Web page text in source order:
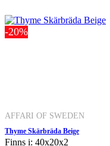
-20%
AFFARI OF SWEDEN
Thyme Skärbräda Beige
Finns i: 40x20x2